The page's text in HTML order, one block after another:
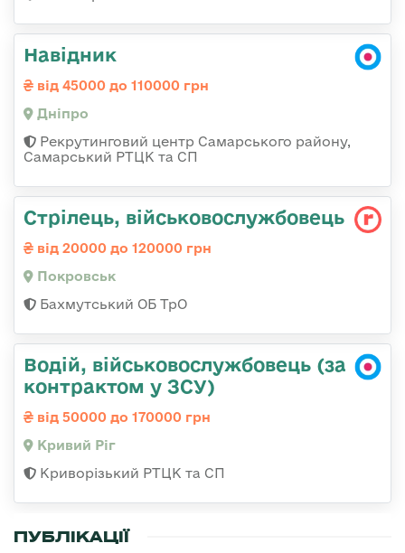
Навідник
від 45000 до 110000 грн
Дніпро
Рекрутинговий центр Самарського району,
Самарський РТЦК та СП
Стрілець, військовослужбовець
від 20000 до 120000 грн
Покровськ
Бахмутський ОБ ТрО
Водій, військовослужбовець (за
контрактом у ЗСУ)
від 50000 до 170000 грн
Кривий Ріг
Криворізький РТЦК та СП
ПУБЛІКАЦІЇ